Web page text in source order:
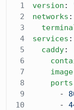
version :
networks :
services :
  caddy
:
    image
    ports
      -
      -